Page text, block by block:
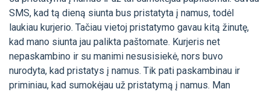
SMS, kad tą dieną siunta bus pristatyta į namus, todėl
laukiau kurjerio. Tačiau vietoj pristatymo gavau kitą žinutę,
kad mano siunta jau palikta paštomate. Kurjeris net
nepaskambino ir su manimi nesusisiekė, nors buvo
nurodyta, kad pristatys į namus. Tik pati paskambinau ir
priminiau, kad sumokėjau už pristatymą į namus. Man